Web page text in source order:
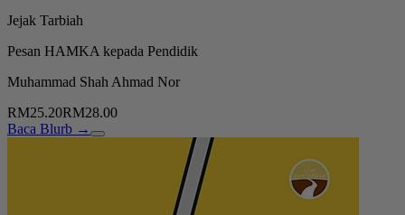
Jejak Tarbiah
Pesan HAMKA kepada Pendidik
Muhammad Shah Ahmad Nor
RM25.20RM28.00
Baca Blurb →